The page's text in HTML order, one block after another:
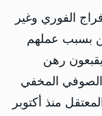
الفوري وغير
بسبب عملهم
رهن
الصوفي المخفي
المعتقل منذ أكتوبر